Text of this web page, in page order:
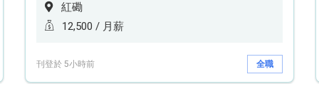
紅磡
12,500 / 月薪
刊登於 5小時前 全職